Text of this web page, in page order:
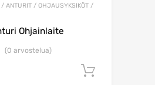
/ ANTURIT / OHJAUSYKSIKÖT /
Ohjainlaite
(0 arvostelua)